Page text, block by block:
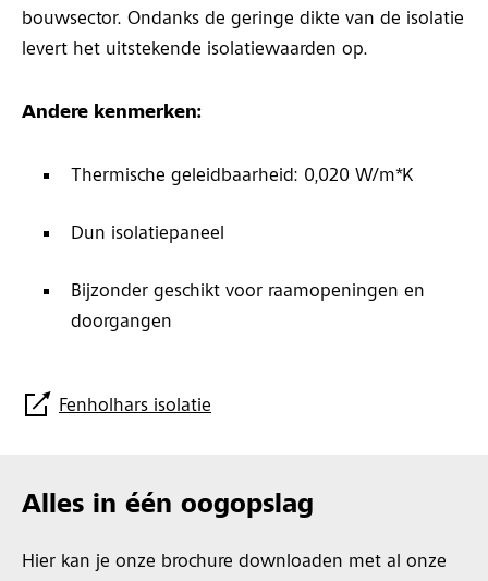
bouwsector. Ondanks de geringe dikte van de isolatie
levert het uitstekende isolatiewaarden op.
Andere kenmerken:
Thermische geleidbaarheid: 0,020 W/m*K
Dun isolatiepaneel
Bijzonder geschikt voor raamopeningen en
doorgangen
Fenholhars isolatie
Alles in één oogopslag
Hier kan je onze brochure downloaden met al onze